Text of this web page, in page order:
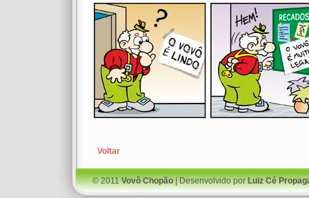
Voltar
© 2011Vovô Chopão| Desenvolvido porLuiz Cé